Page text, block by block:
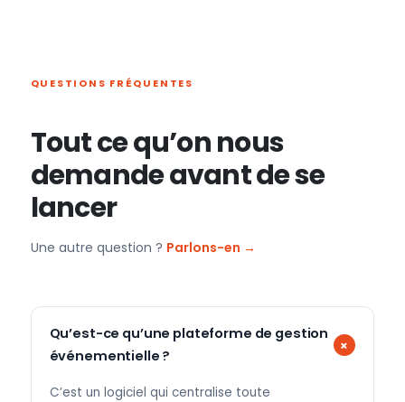
QUESTIONS FRÉQUENTES
Tout ce qu’on nous
demande avant de se
lancer
Une autre question ? Parlons-en →
Qu’est-ce qu’une plateforme de gestion
événementielle ?
C’est un logiciel qui centralise toute